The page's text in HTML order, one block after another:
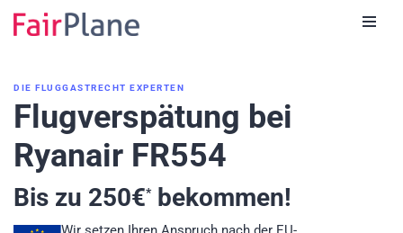
DIE FLUGGASTRECHT EXPERTEN
Flugverspätung bei
Ryanair FR554
Bis zu 250€*bekommen!